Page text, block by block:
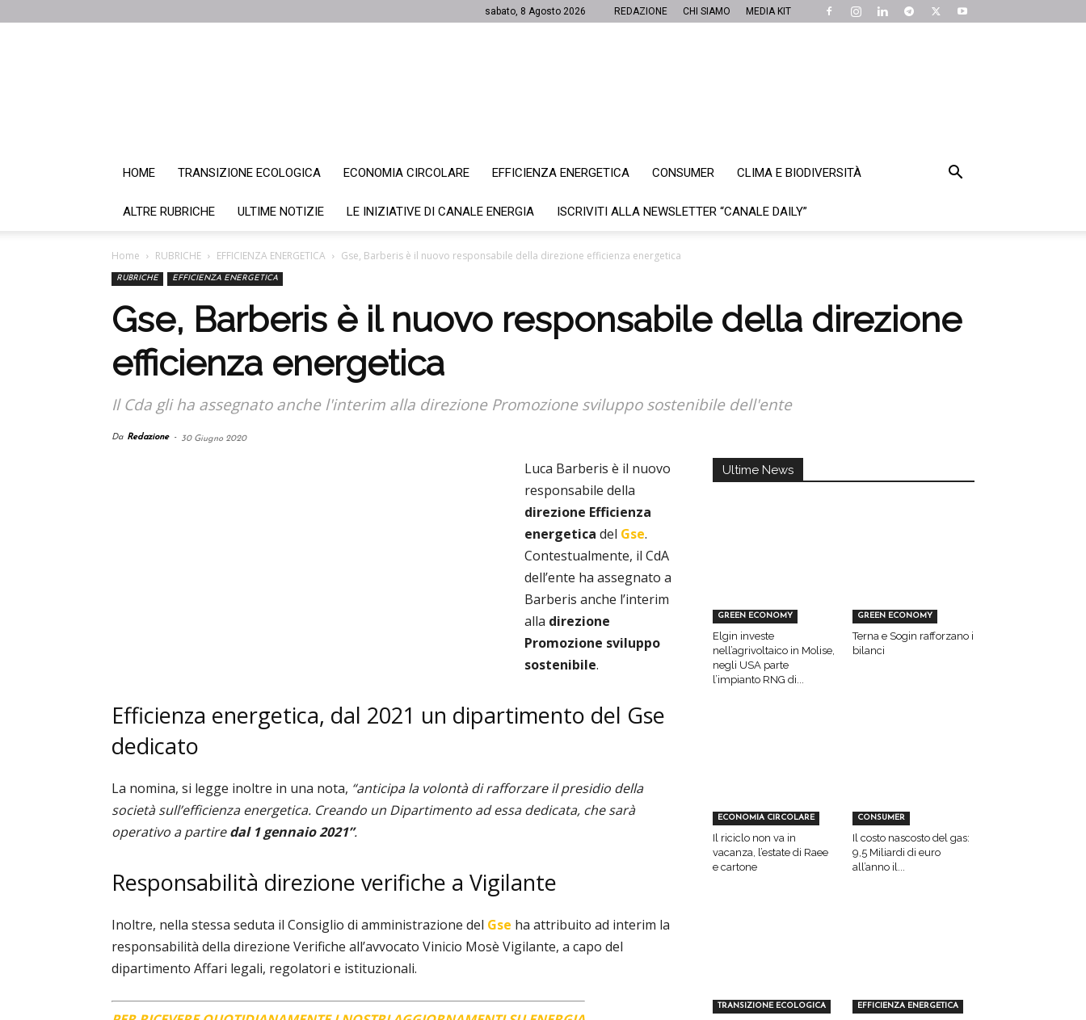
sabato, 8 Agosto 2026 REDAZIONE CHI SIAMO MEDIA KIT
HOME TRANSIZIONE ECOLOGICA ECONOMIA CIRCOLARE EFFICIENZA ENERGETICA CONSUMER CLIMA E BIODIVERSITÀ
ALTRE RUBRICHE ULTIME NOTIZIE LE INIZIATIVE DI CANALE ENERGIA ISCRIVITI ALLA NEWSLETTER “CANALE DAILY”
Home RUBRICHE EFFICIENZA ENERGETICA Gse, Barberis è il nuovo responsabile della direzione efficienza energetica
RUBRICHE EFFICIENZA ENERGETICA
Gse, Barberis è il nuovo responsabile della direzione
efficienza energetica
Il Cda gli ha assegnato anche l'interim alla direzione Promozione sviluppo sostenibile dell'ente
Da Redazione - 30 Giugno 2020
Luca Barberis è il nuovo
responsabile della
direzione Efficienza
energetica del Gse.
Contestualmente, il CdA
dell’ente ha assegnato a
Barberis anche l’interim
alla direzione
Promozione sviluppo
sostenibile.
Efficienza energetica, dal 2021 un dipartimento del Gse
dedicato
La nomina, si legge inoltre in una nota, “anticipa la volontà di rafforzare il presidio della
società sull’efficienza energetica. Creando un Dipartimento ad essa dedicata, che sarà
operativo a partiredal 1 gennaio 2021”.
Responsabilità direzione verifiche a Vigilante
Inoltre, nella stessa seduta il Consiglio di amministrazione del Gse ha attribuito ad interim la
responsabilità della direzione Verifiche all’avvocato Vinicio Mosè Vigilante, a capo del
dipartimento Affari legali, regolatori e istituzionali.
Ultime News
GREEN ECONOMY
Elgin investe
nell’agrivoltaico in Molise,
negli USA parte
l’impianto RNG di...
GREEN ECONOMY
Terna e Sogin rafforzano i
bilanci
ECONOMIA CIRCOLARE
Il riciclo non va in
vacanza, l’estate di Raee
e cartone
CONSUMER
Il costo nascosto del gas:
9,5 Miliardi di euro
all’anno il...
TRANSIZIONE ECOLOGICA EFFICIENZA ENERGETICA